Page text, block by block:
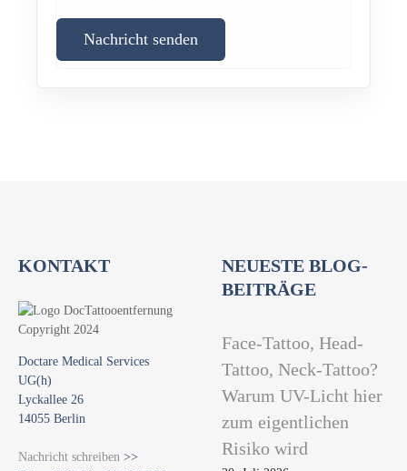
Nachricht senden
KONTAKT
Doctare Medical Services
UG(h)
Lyckallee 26
14055 Berlin
Nachricht schreiben >>
NEUESTE BLOG-
BEITRÄGE
Face-Tattoo, Head-
Tattoo, Neck-Tattoo?
Warum UV-Licht hier
zum eigentlichen
Risiko wird